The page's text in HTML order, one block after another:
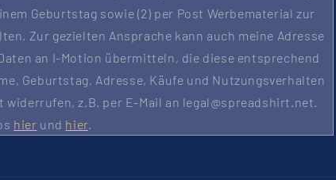
Geburtstag sowie (2) per Post Werbematerial zur
Zur gezielten Ansprache kann auch meine Adresse
an I-Motion übermitteln, die diese entsprechend
Geburtstag, Adresse, Käufe und Nutzungsverhalten
z.B. per E-Mail an legal@spreadshirt.net.
hier und hier.